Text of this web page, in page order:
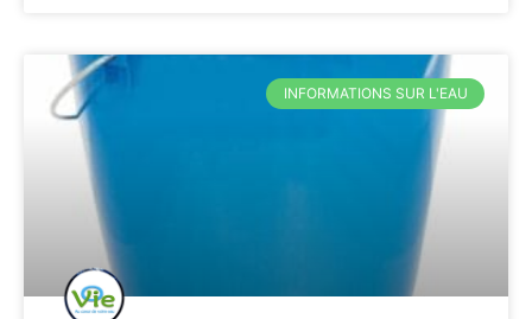
INFORMATIONS SUR L'EAU